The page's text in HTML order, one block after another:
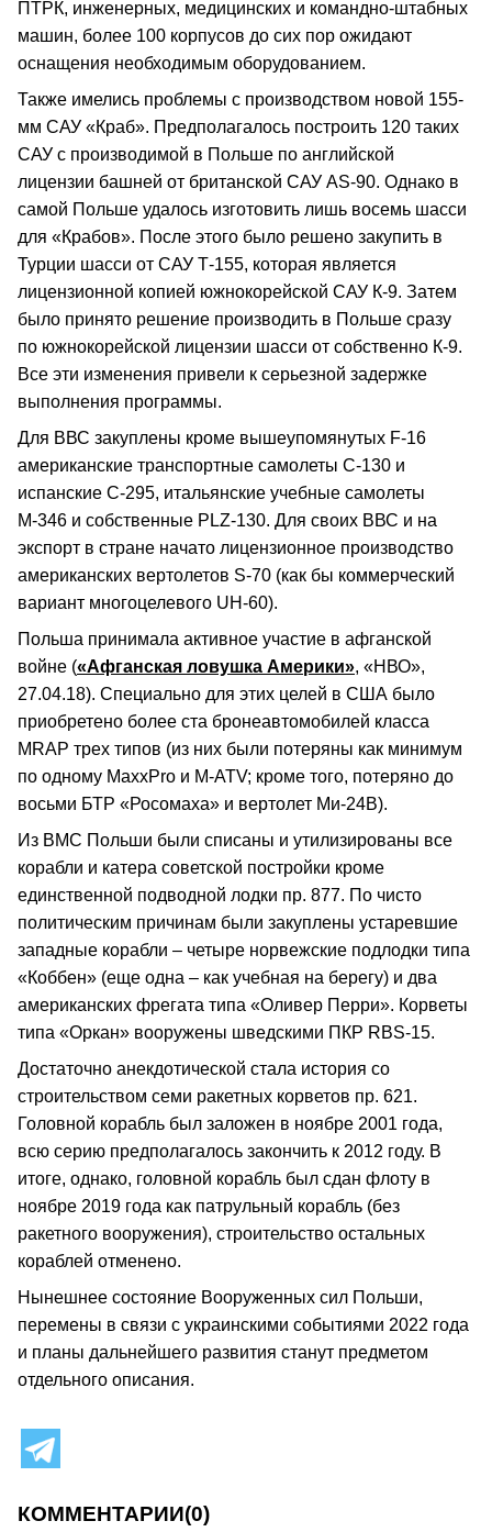
ПТРК, инженерных, медицинских и командно-штабных
машин, более 100 корпусов до сих пор ожидают
оснащения необходимым оборудованием.
Также имелись проблемы с производством новой 155-
мм САУ «Краб». Предполагалось построить 120 таких
САУ с производимой в Польше по английской
лицензии башней от британской САУ AS-90. Однако в
самой Польше удалось изготовить лишь восемь шасси
для «Крабов». После этого было решено закупить в
Турции шасси от САУ Т-155, которая является
лицензионной копией южнокорейской САУ К-9. Затем
было принято решение производить в Польше сразу
по южнокорейской лицензии шасси от собственно К-9.
Все эти изменения привели к серьезной задержке
выполнения программы.
Для ВВС закуплены кроме вышеупомянутых F-16
американские транспортные самолеты С-130 и
испанские С-295, итальянские учебные самолеты
М-346 и собственные PLZ-130. Для своих ВВС и на
экспорт в стране начато лицензионное производство
американских вертолетов S-70 (как бы коммерческий
вариант многоцелевого UH-60).
Польша принимала активное участие в афганской
войне («Афганская ловушка Америки», «НВО»,
27.04.18). Специально для этих целей в США было
приобретено более ста бронеавтомобилей класса
МRАР трех типов (из них были потеряны как минимум
по одному МаххРrо и М-АТV; кроме того, потеряно до
восьми БТР «Росомаха» и вертолет Ми-24В).
Из ВМС Польши были списаны и утилизированы все
корабли и катера советской постройки кроме
единственной подводной лодки пр. 877. По чисто
политическим причинам были закуплены устаревшие
западные корабли – четыре норвежские подлодки типа
«Коббен» (еще одна – как учебная на берегу) и два
американских фрегата типа «Оливер Перри». Корветы
типа «Оркан» вооружены шведскими ПКР RBS-15.
Достаточно анекдотической стала история со
строительством семи ракетных корветов пр. 621.
Головной корабль был заложен в ноябре 2001 года,
всю серию предполагалось закончить к 2012 году. В
итоге, однако, головной корабль был сдан флоту в
ноябре 2019 года как патрульный корабль (без
ракетного вооружения), строительство остальных
кораблей отменено.
Нынешнее состояние Вооруженных сил Польши,
перемены в связи с украинскими событиями 2022 года
и планы дальнейшего развития станут предметом
отдельного описания.
КОММЕНТАРИИ(0)